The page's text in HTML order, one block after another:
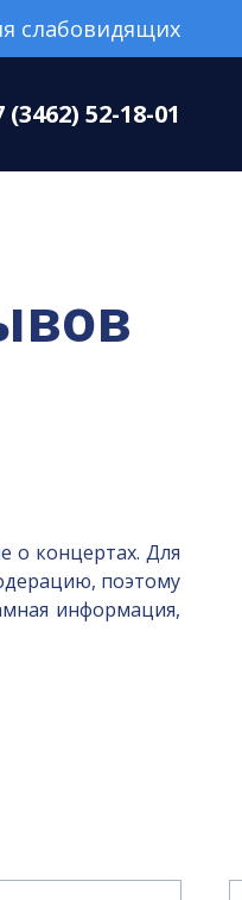
слабовидящих
(3462) 52-18-01
о концертах. Для
поэтому
информация,